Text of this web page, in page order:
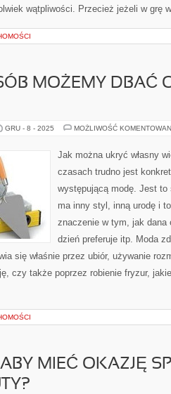
wątpliwości. Przecież jeżeli w grę
MOŻEMY DBAĆ
GRU - 8 - 2025 MOŻLIWOŚĆ
Jak można ukryć własny
czasach trudno jest
występującą modę. Jest
ma inny styl, inną urodę i
znaczenie w tym, jak dana
dzień preferuje itp. Moda
się właśnie przez ubiór, używanie
czy także poprzez robienie fryzur,
MIEĆ OKAZJĘ